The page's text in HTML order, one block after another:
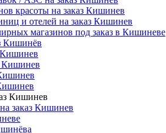
красоты на заказ Кишинев
и отелей на заказ Кишинев
магазинов под заказ в Кишиневе
Кишинёв
Кишинев
Кишинев
заказ Кишинев